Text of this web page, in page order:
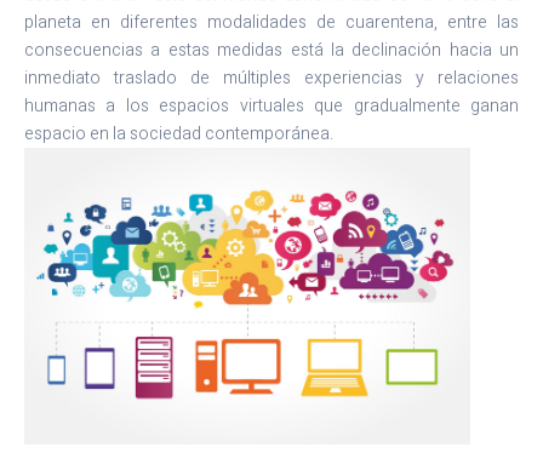
planeta en diferentes modalidades de cuarentena, entre las
consecuencias a estas medidas está la declinación hacia un
inmediato traslado de múltiples experiencias y relaciones
humanas a los espacios virtuales que gradualmente ganan
espacio en la sociedad contemporánea.